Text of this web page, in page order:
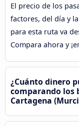
El precio de los
factores, del día y
para esta ruta va
Compara ahora y
¿Cuánto dinero
comparando los
Cartagena